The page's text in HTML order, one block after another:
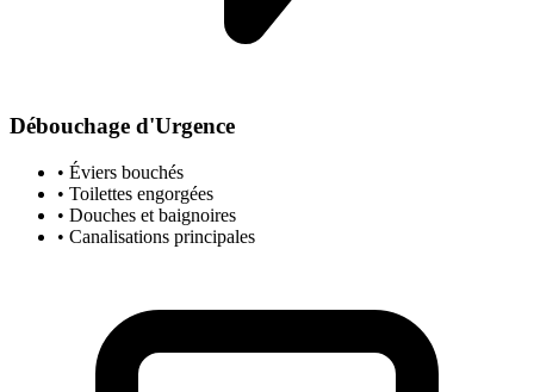
Débouchage d'Urgence
• Éviers bouchés
• Toilettes engorgées
• Douches et baignoires
• Canalisations principales